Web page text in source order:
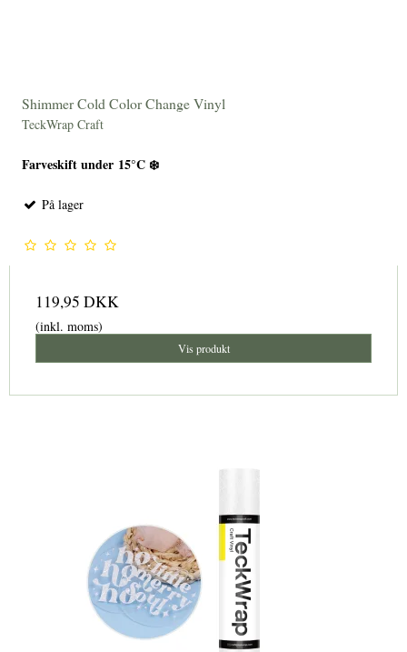
Shimmer Cold Color Change Vinyl
TeckWrap Craft
Farveskift under 15°C ❄️
På lager
119,95 DKK
(inkl. moms)
Vis produkt